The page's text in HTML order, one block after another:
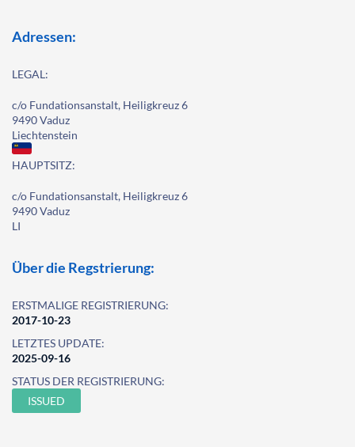
Adressen:
LEGAL:
c/o Fundationsanstalt, Heiligkreuz 6
9490 Vaduz
Liechtenstein
HAUPTSITZ:
c/o Fundationsanstalt, Heiligkreuz 6
9490 Vaduz
LI
Über die Regstrierung:
ERSTMALIGE REGISTRIERUNG:
2017-10-23
LETZTES UPDATE:
2025-09-16
STATUS DER REGISTRIERUNG:
ISSUED